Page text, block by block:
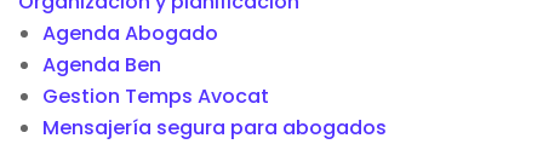
Agenda Abogado
Agenda Ben
Gestion Temps Avocat
Mensajería segura para abogados